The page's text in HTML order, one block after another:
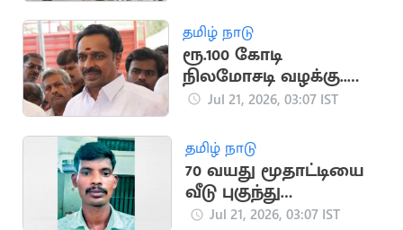
தமிழ் நாடு
ரூ.100 கோடி
நிலமோசடி வழக்கு..
எம்.ஆர்.விஜயபாசகர்
உத்தரவு
Jul 21, 2026, 03:07 IST
தமிழ் நாடு
70 வயது மூதாட்டியை
வீடு புகுந்து
பலாத்காரம் செய்த
Jul 21, 2026, 03:07 IST